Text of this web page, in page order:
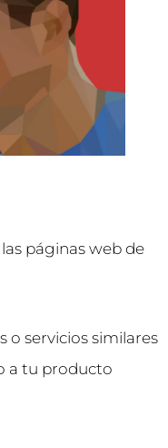
páginas web de
o servicios similares
a tu producto